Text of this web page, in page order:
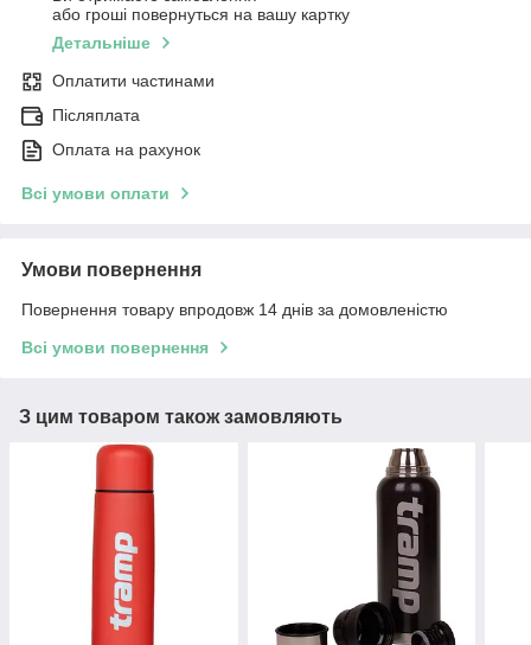
або гроші повернуться на вашу картку
Детальніше
Оплатити частинами
Післяплата
Оплата на рахунок
Всі умови оплати
Умови повернення
Повернення товару впродовж 14 днів за домовленістю
Всі умови повернення
З цим товаром також замовляють